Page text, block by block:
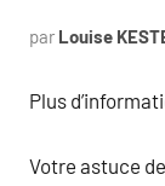
par Louise
Plus
Votre astuce